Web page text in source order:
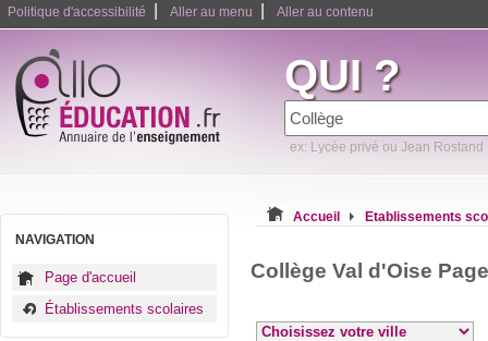
Politique d'accessibilité Aller au menu Aller au contenu
QUI ?
ex: Lycée privé ou Jean Rostand
NAVIGATION
Page d'accueil
Établissements scolaires
Accueil Etablissements
Collège Val d'Oise